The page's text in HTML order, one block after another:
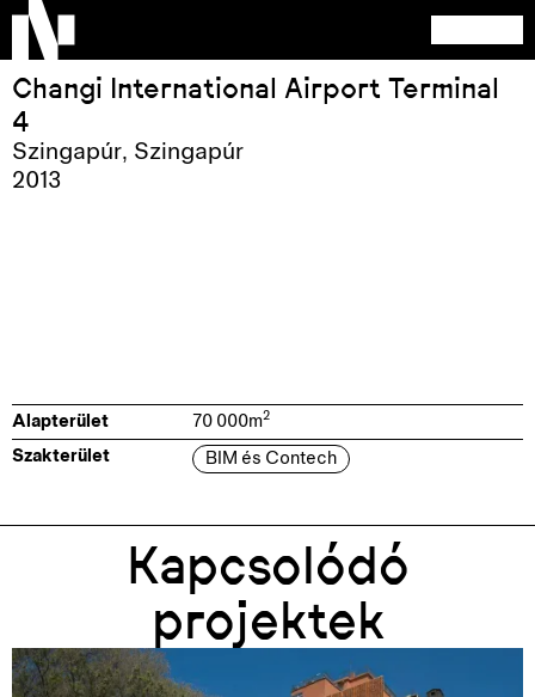
Changi International Airport Terminal
4
Szingapúr, Szingapúr
2013
Alapterület 70 000m2
Szakterület BIM és Contech
Kapcsolódó
projektek